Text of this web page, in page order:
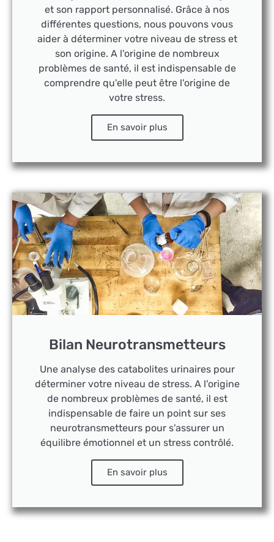
et son rapport personnalisé. Grâce à nos
différentes questions, nous pouvons vous
aider à déterminer votre niveau de stress et
son origine. A l'origine de nombreux
problèmes de santé, il est indispensable de
comprendre qu'elle peut être l'origine de
votre stress.
En savoir plus
Bilan Neurotransmetteurs
Une analyse des catabolites urinaires pour
déterminer votre niveau de stress. A l'origine
de nombreux problèmes de santé, il est
indispensable de faire un point sur ses
neurotransmetteurs pour s'assurer un
équilibre émotionnel et un stress contrôlé.
En savoir plus